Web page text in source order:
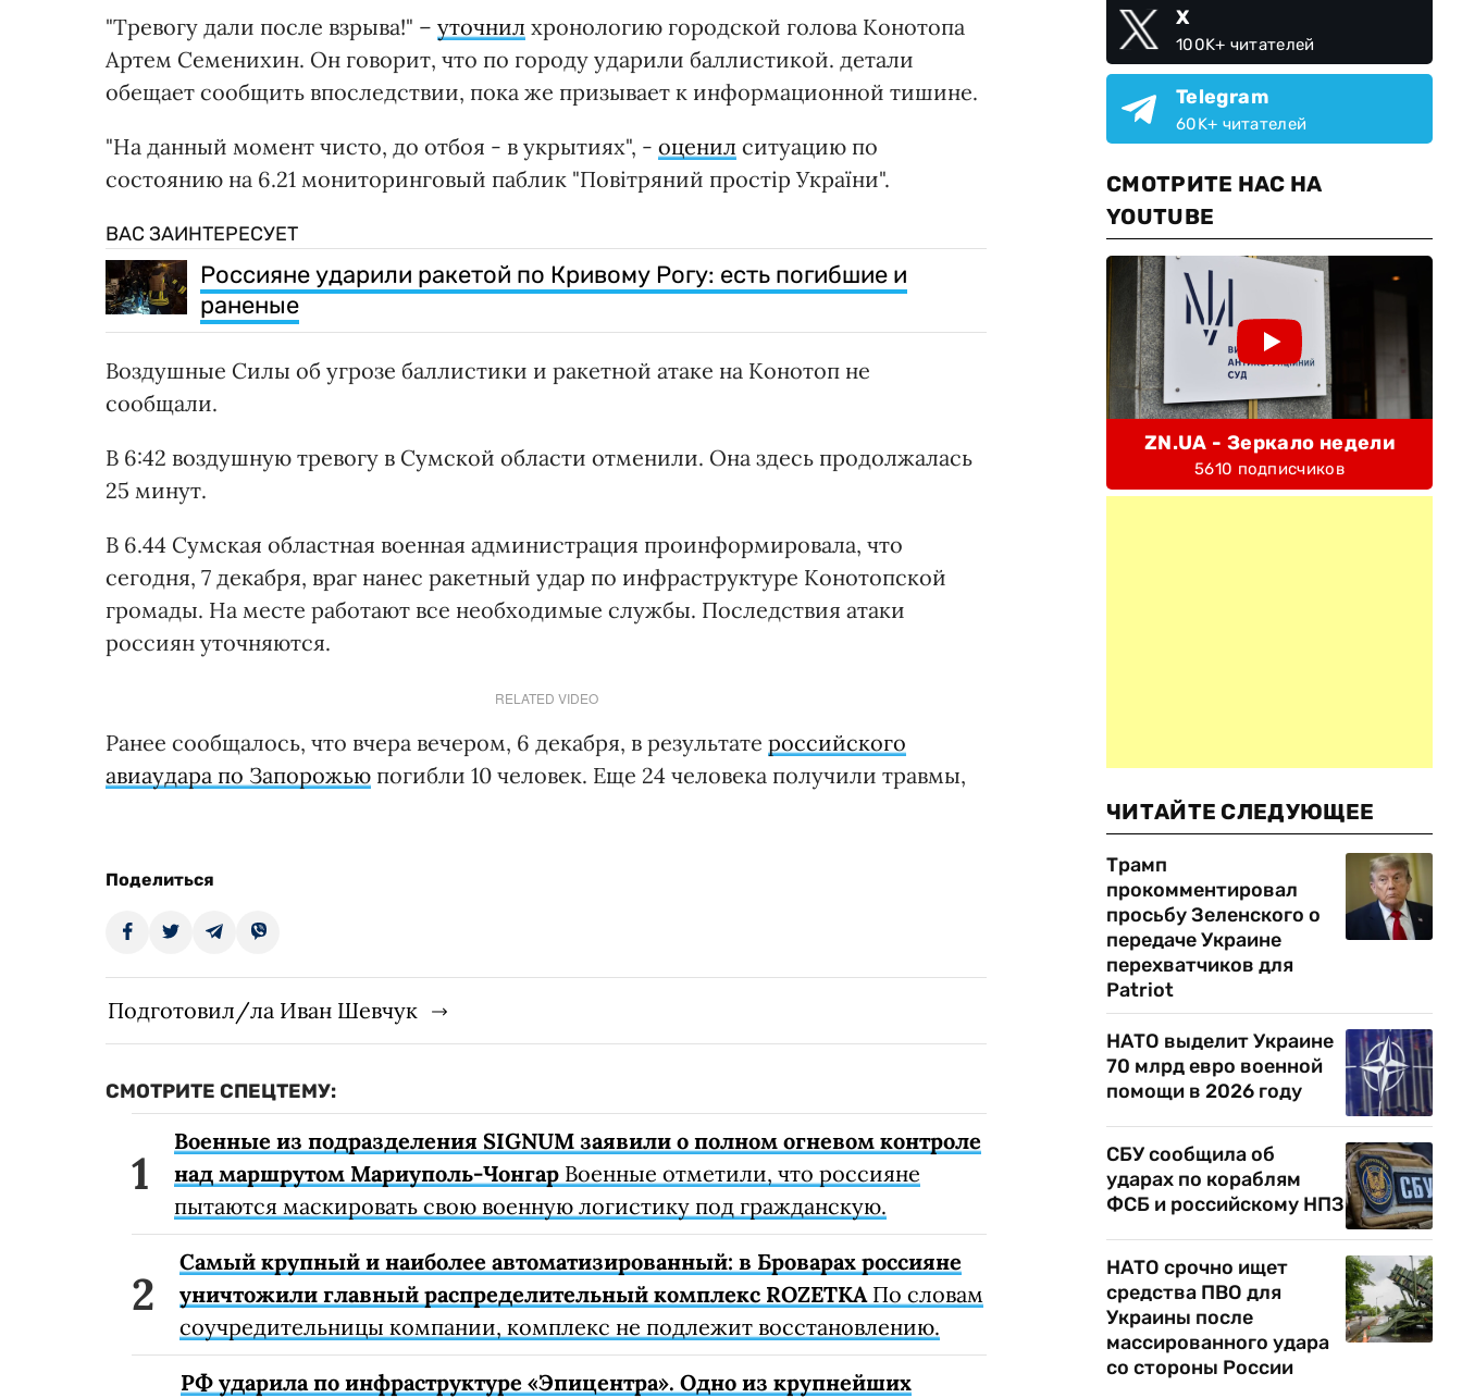
"Тревогу дали после взрыва!" – уточнил хронологию городской голова Конотопа
Артем Семенихин. Он говорит, что по городу ударили баллистикой. детали
обещает сообщить впоследствии, пока же призывает к информационной тишине.
"На данный момент чисто, до отбоя - в укрытиях", - оценил ситуацию по
состоянию на 6.21 мониторинговый паблик "Повітряний простір України".
ВАС ЗАИНТЕРЕСУЕТ
Россияне ударили ракетой по Кривому Рогу: есть погибшие и
раненые
Воздушные Силы об угрозе баллистики и ракетной атаке на Конотоп не
сообщали.
В 6:42 воздушную тревогу в Сумской области отменили. Она здесь продолжалась
25 минут.
В 6.44 Сумская областная военная администрация проинформировала, что
сегодня, 7 декабря, враг нанес ракетный удар по инфраструктуре Конотопской
громады. На месте работают все необходимые службы. Последствия атаки
россиян уточняются.
RELATED VIDEO
Ранее сообщалось, что вчера вечером, 6 декабря, в результате российского
авиаудара по Запорожью погибли 10 человек. Еще 24 человека получили травмы,
Поделиться
Подготовил/ла Иван Шевчук
СМОТРИТЕ СПЕЦТЕМУ:
Военные из подразделения SIGNUM заявили о полном огневом контроле
над маршрутом Мариуполь-Чонгар Военные отметили, что россияне
пытаются маскировать свою военную логистику под гражданскую.
Самый крупный и наиболее автоматизированный: в Броварах россияне
уничтожили главный распределительный комплекс ROZETKAПо словам
соучредительницы компании, комплекс не подлежит восстановлению.
РФ ударила по инфраструктуре «Эпицентра». Одно из крупнейших
X
100K+ читателей
Telegram
60K+ читателей
СМОТРИТЕ НАС НА
YOUTUBE
ZN.UA - Зеркало недели
5610 подписчиков
ЧИТАЙТЕ СЛЕДУЮЩЕЕ
Трамп
прокомментировал
просьбу Зеленского о
передаче Украине
перехватчиков для
Patriot
НАТО выделит Украине
70 млрд евро военной
помощи в 2026 году
СБУ сообщила об
ударах по кораблям
ФСБ и российскому НПЗ
НАТО срочно ищет
средства ПВО для
Украины после
массированного удара
со стороны России